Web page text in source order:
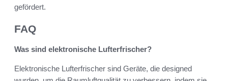
gefördert.
FAQ
Was sind elektronische Lufterfrischer?
Elektronische Lufterfrischer sind Geräte, die designed